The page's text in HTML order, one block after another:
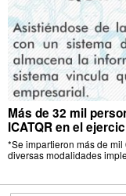
Más de 32 mil
ICATQR en el
*Se impartieron más de
diversas modalidades